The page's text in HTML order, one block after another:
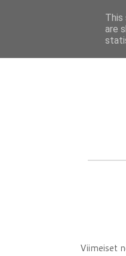
Viimeiset
This
are